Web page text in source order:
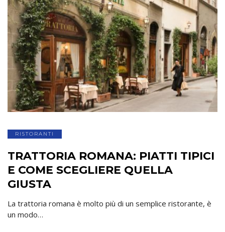
RISTORANTI
TRATTORIA ROMANA: PIATTI TIPICI
E COME SCEGLIERE QUELLA
GIUSTA
La trattoria romana è molto più di un semplice ristorante, è
un modo…